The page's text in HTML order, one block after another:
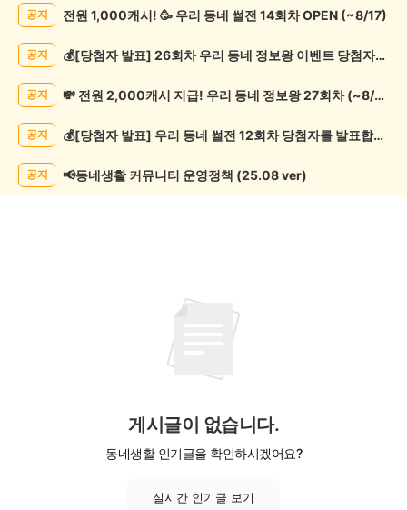
임/
글
공지 전원 1,000캐시! 🥳 우리 동네 썰전 14회차 OPEN (~8/17)
공지 💰[당첨자 발표] 26회차 우리 동네 정보왕 이벤트 당첨자를 발표합니다!
공지 💸 전원 2,000캐시 지급! 우리 동네 정보왕 27회차 (~8/10)
공지 💰[당첨자 발표] 우리 동네 썰전 12회차 당첨자를 발표합니다!
공지 📢동네생활 커뮤니티 운영정책 (25.08 ver)
게시글이 없습니다.
동네생활 인기글을 확인하시겠어요?
실시간 인기글 보기